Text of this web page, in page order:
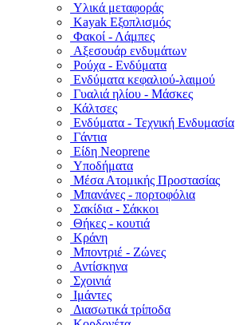
Υλικά μεταφοράς
Kayak Εξοπλισμός
Φακοί - Λάμπες
Αξεσουάρ ενδυμάτων
Ρούχα - Ενδύματα
Ενδύματα κεφαλιού-λαιμού
Γυαλιά ηλίου - Μάσκες
Κάλτσες
Ενδύματα - Τεχνική Ενδυμασία
Γάντια
Είδη Neoprene
Υποδήματα
Μέσα Ατομικής Προστασίας
Μπανάνες - πορτοφόλια
Σακίδια - Σάκκοι
Θήκες - κουτιά
Κράνη
Μποντριέ - Ζώνες
Αντίσκηνα
Σχοινιά
Ιμάντες
Διασωτικά τρίποδα